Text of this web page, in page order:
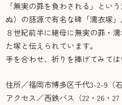
「無実の罪を負わされる」とい
ぬ）の語源で有名な碑「濡衣塚」
８世紀前半に継母に無実の罪・
た塚と伝えられています。
手を合わせ、祈りを捧げてみては
住所／福岡市博多区千代3-2-9（石
アクセス／西鉄バス（22・26・